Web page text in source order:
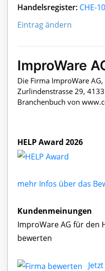
Handelsregister: CHE-
Eintrag ändern
ImproWare
Die Firma ImproWare
Zurlindenstrasse 29,
Branchenbuch von
HELP Award 2026
mehr Infos über das
Kundenmeinungen
ImproWare AG für den
bewerten